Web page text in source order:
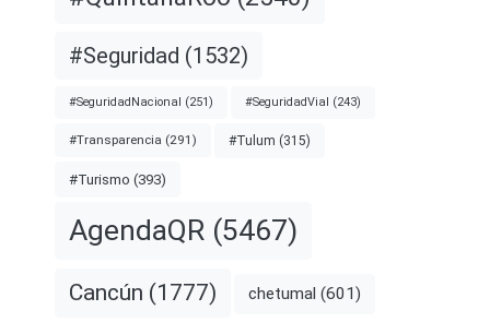
#Seguridad (1532)
#SeguridadNacional (251) #SeguridadVial (243)
#Transparencia (291) #Tulum (315)
#Turismo (393)
AgendaQR (5467)
Cancún (1777) chetumal (601)